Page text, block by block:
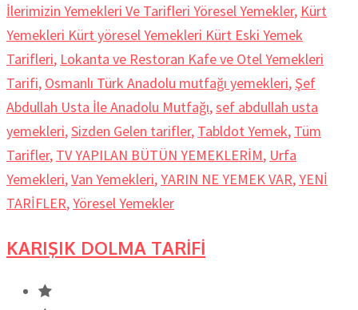
İlerimizin Yemekleri Ve Tarifleri Yöresel Yemekler, Kürt
Yemekleri Kürt yöresel Yemekleri Kürt Eski Yemek
Tarifleri, Lokanta ve Restoran Kafe ve Otel Yemekleri
Tarifi, Osmanlı Türk Anadolu mutfağı yemekleri, Şef
Abdullah Usta İle Anadolu Mutfağı,sef abdullah usta
yemekleri,Sizden Gelen tarifler, Tabldot Yemek, Tüm
Tarifler, TV YAPILAN BÜTÜN YEMEKLERİM, Urfa
Yemekleri,Van Yemekleri,YARIN NE YEMEK VAR,YENİ
TARİFLER,Yöresel Yemekler
KARIŞIK DOLMA TARİFİ